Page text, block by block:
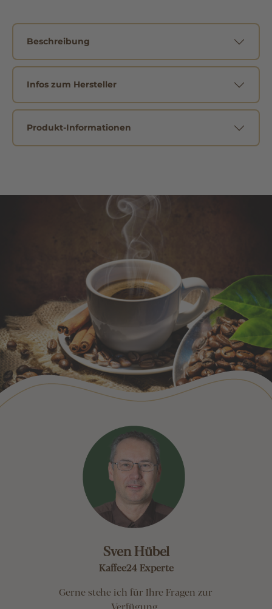
Beschreibung
Infos zum Hersteller
Produkt-Informationen
Sven Hübel
Kaffee24 Experte
Gerne stehe ich für Ihre Fragen zur